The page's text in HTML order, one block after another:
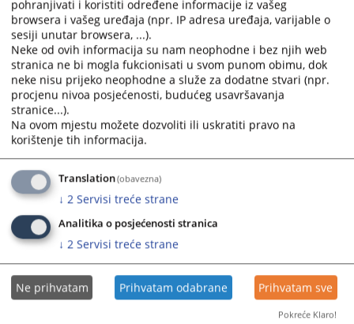
and
select
a
date.
Press
the
question
mark
to
get
the
keyboard
shortcuts
changing
dates.
and
select
a
date.
Press
the
question
mark
get
the
keyboard
shortcuts
changing
dates.
29.04.2025.
Plan nabava za 2025. godinu
28.01.2025.
Privremeni Plana nabava za 2025. god.
16.02.2024.
Plana nabava za 2024. godinu.
pohranjivati i koristiti određene informacije iz vašeg
browsera i vašeg uređaja (npr. IP adresa uređaja, varijable o
sesiji unutar browsera, ...).
Neke od ovih informacija su nam neophodne i bez njih web
stranica ne bi mogla fukcionisati u svom punom obimu, dok
neke nisu prijeko neophodne a služe za dodatne stvari (npr.
procjenu nivoa posjećenosti, budućeg usavršavanja
stranice...).
Na ovom mjestu možete dozvoliti ili uskratiti pravo na
korištenje tih informacija.
Translation(obavezna)
↓ 2 Servisi treće strane
Analitika o posjećenosti stranica
↓ 2 Servisi treće strane
Ne prihvatam Prihvatam odabrane Prihvatam sve
Pokreće Klaro!